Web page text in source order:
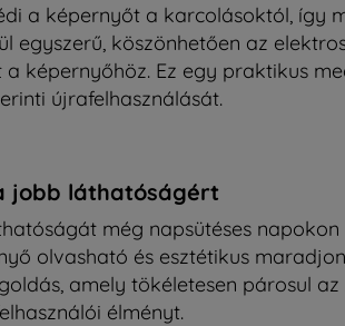
a képernyőt a karcolásoktól, így
egyszerű, köszönhetően az
képernyőhöz. Ez egy praktikus
újrafelhasználását.
jobb láthatóságért
még napsütéses napokon
olvasható és esztétikus
amely tökéletesen párosul
élményt.